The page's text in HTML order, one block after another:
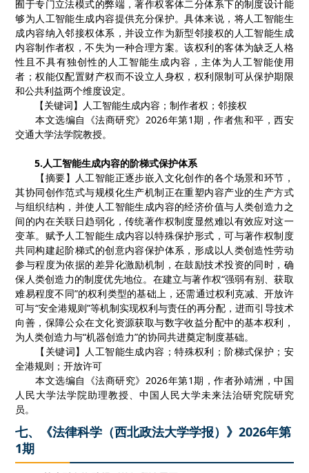
囿于专门立法模式的弊端，著作权客体二分体系下的制度设计能
够为人工智能生成内容提供充分保护。具体来说，将人工智能生
成内容纳入邻接权体系，并设立作为新型邻接权的人工智能生成
内容制作者权，不失为一种合理方案。该权利的客体为缺乏人格
性且不具有独创性的人工智能生成内容，主体为人工智能使用
者；权能仅配置财产权而不设立人身权，权利限制可从保护期限
和公共利益两个维度设定。
【关键词】 人工智能生成内容 ；制作者权 ；邻接权
本文选编自《法商研究》2026年第1期，作者焦和平，西安
交通大学法学院教授。
5.人工智能生成内容的阶梯式保护体系
【摘要】 人工智能正逐步嵌入文化创作的各个场景和环节，
其协同创作范式与规模化生产机制正在重塑内容产业的生产方式
与组织结构，并使人工智能生成内容的经济价值与人类创造力之
间的内在关联日趋弱化，传统著作权制度显然难以有效应对这一
变革。赋予人工智能生成内容以特殊保护形式，可与著作权制度
共同构建起阶梯式的创意内容保护体系，形成以人类创造性劳动
参与程度为依据的差异化激励机制，在鼓励技术投资的同时，确
保人类创造力的制度优先地位。在建立与著作权“强弱有别、获取
难易程度不同”的权利类型的基础上，还需通过权利克减、开放许
可与“安全港规则”等机制实现权利与责任的再分配，进而引导技术
向善，保障公众在文化资源获取与数字收益分配中的基本权利，
为人类创造力与“机器创造力”的协同共进奠定制度基础。
【 关键词】 人工智能生成内容 ； 特殊权利 ； 阶梯式保护 ； 安
全港规则 ；开放许可
本文选编自《法商研究》2026年第1期，作者孙靖洲，中国
人民大学法学院助理教授、中国人民大学未来法治研究院研究
员。
七、《法律科学（西北政法大学学报）》2026年第
1期